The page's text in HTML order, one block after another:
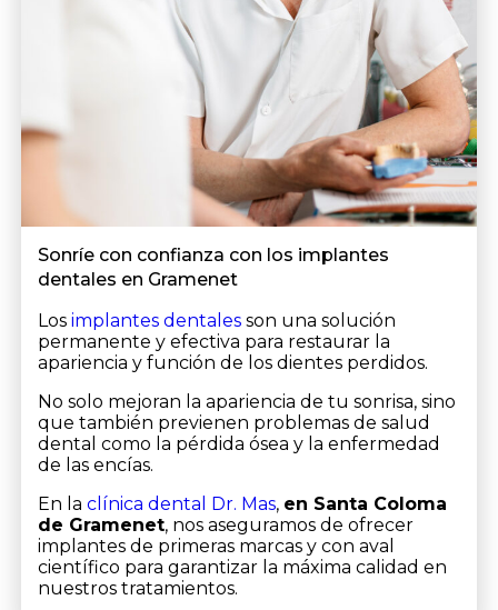
Sonríe con confianza con los implantes
dentales en Gramenet
Los implantes dentalesson una solución
permanente y efectiva para restaurar la
apariencia y función de los dientes perdidos.
No solo mejoran la apariencia de tu sonrisa, sino
que también previenen problemas de salud
dental como la pérdida ósea y la enfermedad
de las encías.
En la clínica dental Dr. Mas, en Santa Coloma
de Gramenet, nos aseguramos de ofrecer
implantes de primeras marcas y con aval
científico para garantizar la máxima calidad en
nuestros tratamientos.